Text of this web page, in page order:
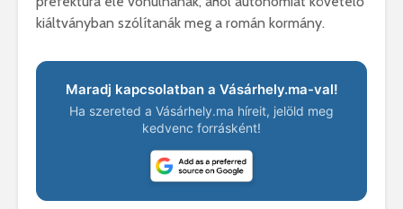
kiáltványban szólítanák meg a román kormány.
Maradj kapcsolatban a Vásárhely.ma-val!
Ha szereted a Vásárhely.ma híreit, jelöld meg
kedvenc forrásként!